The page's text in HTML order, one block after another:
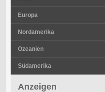
Europa
Nordamerika
Ozeanien
Südamerika
Anzeigen